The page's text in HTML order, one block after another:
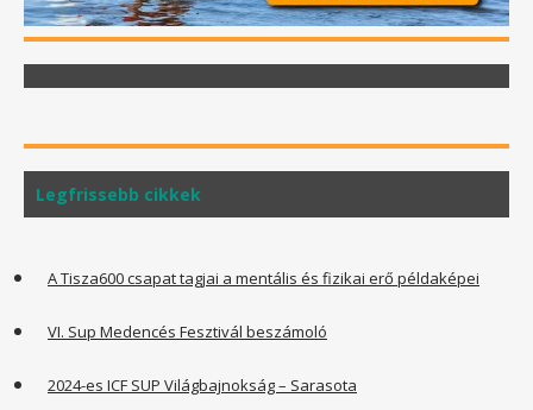
Legfrissebb cikkek
A Tisza600 csapat tagjai a mentális és fizikai erő példaképei
VI. Sup Medencés Fesztivál beszámoló
2024-es ICF SUP Világbajnokság – Sarasota